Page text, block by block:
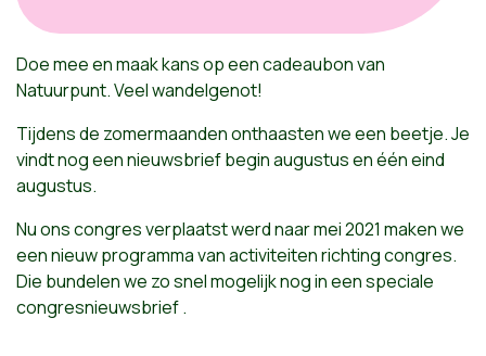
Doe mee en maak kans op een cadeaubon van
Natuurpunt. Veel wandelgenot!
Tijdens de zomermaanden onthaasten we een beetje. Je
vindt nog een nieuwsbrief begin augustus en één eind
augustus.
Nu ons congres verplaatst werd naar mei 2021 maken we
een nieuw programma van activiteiten richting congres.
Die bundelen we zo snel mogelijk nog in een speciale
congresnieuwsbrief .